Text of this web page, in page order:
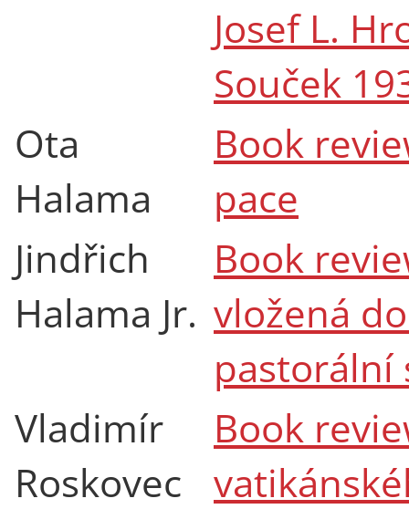
Josef L.
Souček
Ota
Halama
Book
pace
Jindřich
Halama Jr.
Book
vložená
pastorální
Vladimír
Roskovec
Book